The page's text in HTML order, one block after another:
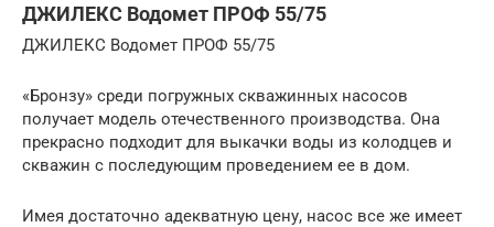
ДЖИЛЕКС Водомет ПРОФ 55/75
ДЖИЛЕКС Водомет ПРОФ 55/75
«Бронзу» среди погружных скважинных насосов
получает модель отечественного производства. Она
прекрасно подходит для выкачки воды из колодцев и
скважин с последующим проведением ее в дом.
Имея достаточно адекватную цену, насос все же имеет